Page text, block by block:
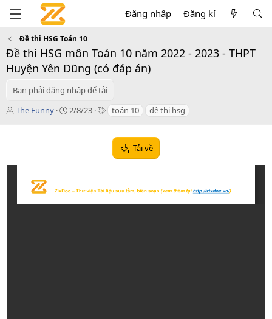
Đăng nhập Đăng kí
Đề thi HSG Toán 10
Đề thi HSG môn Toán 10 năm 2022 - 2023 - THPT
Huyện Yên Dũng (có đáp án)
Bạn phải đăng nhập để tải
T
ả
The Funny
C
2/8/23
T toán 10 đề thi hsg
Tải về